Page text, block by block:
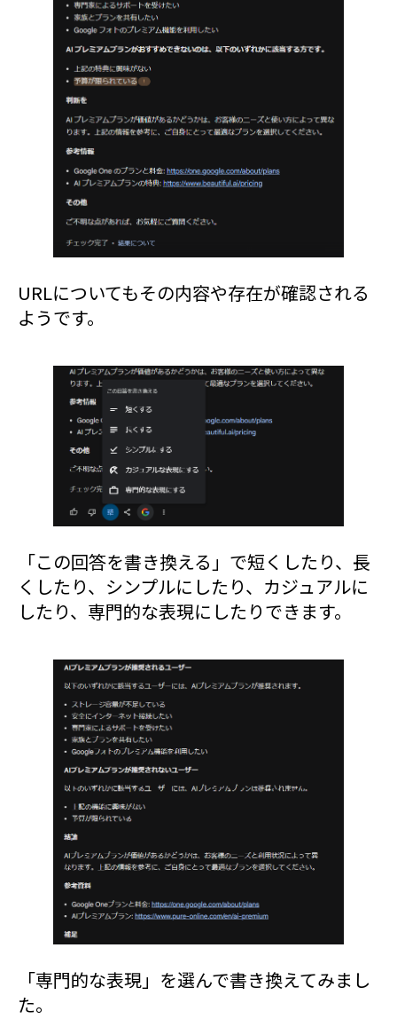
URLについてもその内容や存在が確認される
ようです。
「この回答を書き換える」で短くしたり、長
くしたり、シンプルにしたり、カジュアルに
したり、専門的な表現にしたりできます。
「専門的な表現」を選んで書き換えてみまし
た。